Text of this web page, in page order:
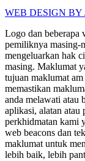
WEB DESIGN
Logo dan beberapa
pemiliknya masing-
mengeluarkan hak
masing. Maklumat
tujuan maklumat
memastikan
anda melawati atau
aplikasi, alatan atau
perkhidmatan kami
web beacons dan
maklumat untuk
lebih baik, lebih